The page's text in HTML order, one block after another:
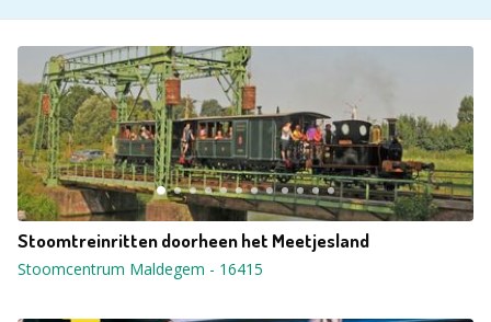
Stoomtreinritten doorheen het Meetjesland
Stoomcentrum Maldegem - 16415